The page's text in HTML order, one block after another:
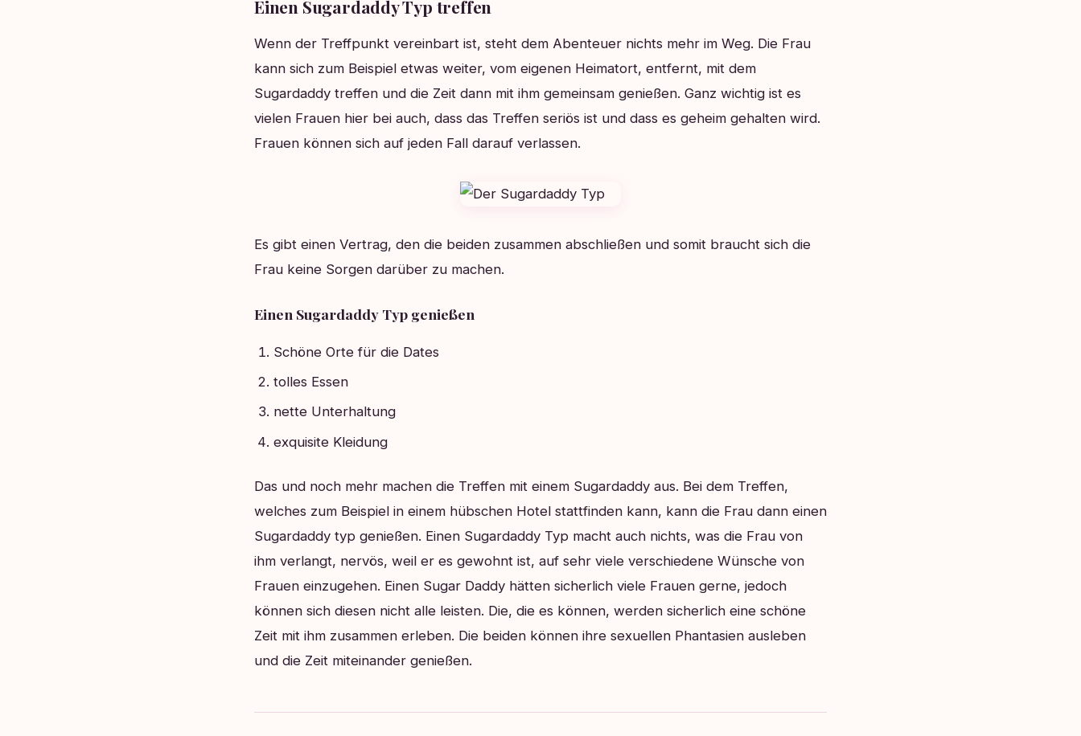
Einen Sugardaddy Typ treffen
Wenn der Treffpunkt vereinbart ist, steht dem Abenteuer nichts mehr im Weg. Die Frau
kann sich zum Beispiel etwas weiter, vom eigenen Heimatort, entfernt, mit dem
Sugardaddy treffen und die Zeit dann mit ihm gemeinsam genießen. Ganz wichtig ist es
vielen Frauen hier bei auch, dass das Treffen seriös ist und dass es geheim gehalten wird.
Frauen können sich auf jeden Fall darauf verlassen.
Es gibt einen Vertrag, den die beiden zusammen abschließen und somit braucht sich die
Frau keine Sorgen darüber zu machen.
Einen Sugardaddy Typ genießen
Schöne Orte für die Dates
tolles Essen
nette Unterhaltung
exquisite Kleidung
Das und noch mehr machen die Treffen mit einem Sugardaddy aus. Bei dem Treffen,
welches zum Beispiel in einem hübschen Hotel stattfinden kann, kann die Frau dann einen
Sugardaddy typ genießen. Einen Sugardaddy Typ macht auch nichts, was die Frau von
ihm verlangt, nervös, weil er es gewohnt ist, auf sehr viele verschiedene Wünsche von
Frauen einzugehen. Einen Sugar Daddy hätten sicherlich viele Frauen gerne, jedoch
können sich diesen nicht alle leisten. Die, die es können, werden sicherlich eine schöne
Zeit mit ihm zusammen erleben. Die beiden können ihre sexuellen Phantasien ausleben
und die Zeit miteinander genießen.